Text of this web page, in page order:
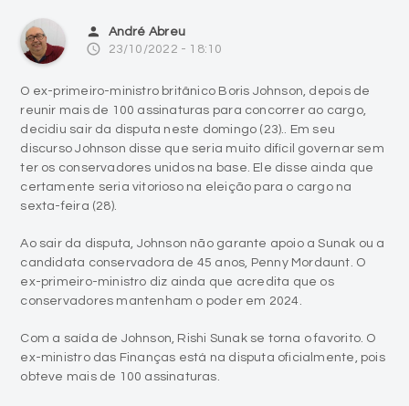
person André Abreu
access_time 23/10/2022 - 18:10
O ex-primeiro-ministro britânico Boris Johnson, depois de
reunir mais de 100 assinaturas para concorrer ao cargo,
decidiu sair da disputa neste domingo (23).. Em seu
discurso Johnson disse que seria muito difícil governar sem
ter os conservadores unidos na base. Ele disse ainda que
certamente seria vitorioso na eleição para o cargo na
sexta-feira (28).
Ao sair da disputa, Johnson não garante apoio a Sunak ou a
candidata conservadora de 45 anos, Penny Mordaunt. O
ex-primeiro-ministro diz ainda que acredita que os
conservadores mantenham o poder em 2024.
Com a saída de Johnson, Rishi Sunak se torna o favorito. O
ex-ministro das Finanças está na disputa oficialmente, pois
obteve mais de 100 assinaturas.